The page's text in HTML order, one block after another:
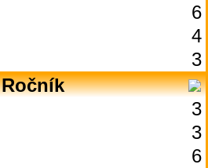
6
4
3
Ročník
3
3
6